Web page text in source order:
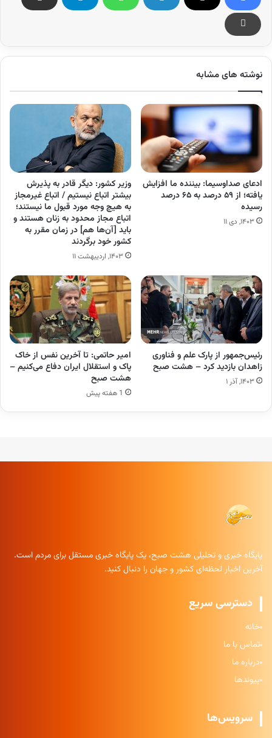
نوشته های مشابه
ادعای صداوسیما: بیننده ما افزایش
یافته؛ از ۵۹ درصد به ۶۵ درصد
رسیده
۱۴۰۳, دی ۱۱
وزیر کشور: دیگر قادر به پذیرش
بیشتر اتباع نیستیم / اتباع غیرمجاز
به هیچ وجه مورد قبول ما نیستند؛
اتباع مجاز محدود به زنان هستند و
باید [آن‌ها هم] در زمان مقرر به
کشور خود برگردند
۱۴۰۳, اردیبهشت ۱۱
رئیس‌جمهور از پارک علم و فناوری
زاهدان بازدید کرد – هشت صبح
۱۴۰۳, آذر ۱
امیر حاتمی: تا آخرین نفس از خاک
پاک و استقلال ایران دفاع می‌کنیم –
هشت صبح
1 هفته پیش
پایگاه خبری و تحلیلی هشت صبح، یک پایگاه خبری مستقل برای مردم است.
آخرین اخبار لحظه‌ای کشور و جهان را دنبال کنید.
دسترسی سریع
خانه
تماس با ما
درباره ما
پیوندها
سرویس‌ها